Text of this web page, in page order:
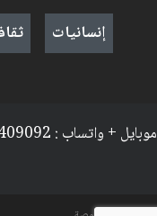
إنسانيات
موبايل + واتساب : 009647902409092